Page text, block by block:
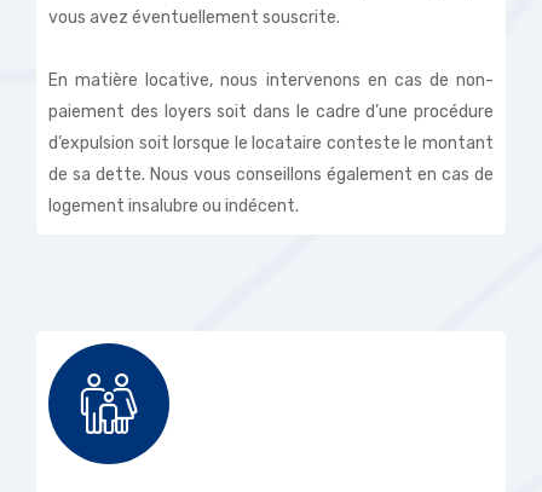
vous avez éventuellement souscrite.
En matière locative, nous intervenons en cas de non-
paiement des loyers soit dans le cadre d’une procédure
d’expulsion soit lorsque le locataire conteste le montant
de sa dette. Nous vous conseillons également en cas de
logement insalubre ou indécent.